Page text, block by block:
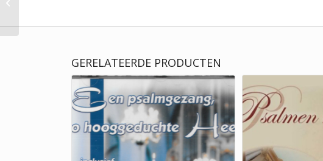
GERELATEERDE PRODUCTEN